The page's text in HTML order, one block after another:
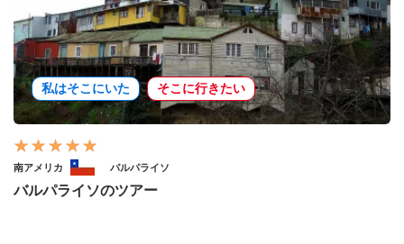
私はそこにいた そこに行きたい
南アメリカ バルパライソ
バルパライソのツアー